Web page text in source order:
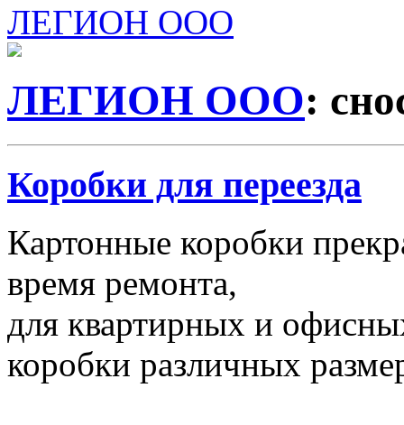
ЛЕГИОН ООО
ЛЕГИОН ООО:
Коробки для переезда
Картонные коробки
время ремонта,
для квартирных и
коробки различных